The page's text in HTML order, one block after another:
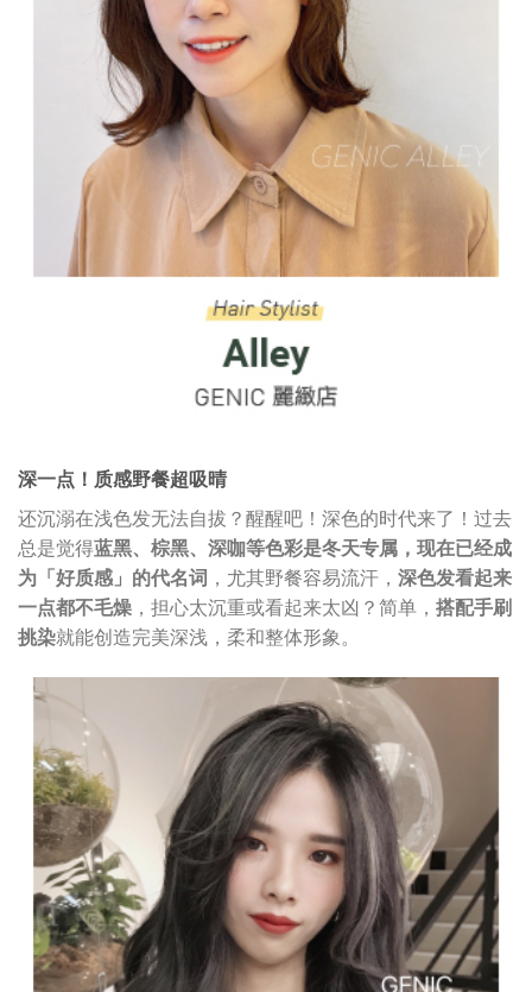
深一点！质感野餐超吸晴
还沉溺在浅色发无法自拔？醒醒吧！深色的时代来了！过去
总是觉得蓝黑、棕黑、深咖等色彩是冬天专属，现在已经成
为「好质感」的代名词 ，尤其野餐容易流汗， 深色发看起来
一点都不毛燥 ，担心太沉重或看起来太凶？简单， 搭配手刷
挑染就能创造完美深浅，柔和整体形象。